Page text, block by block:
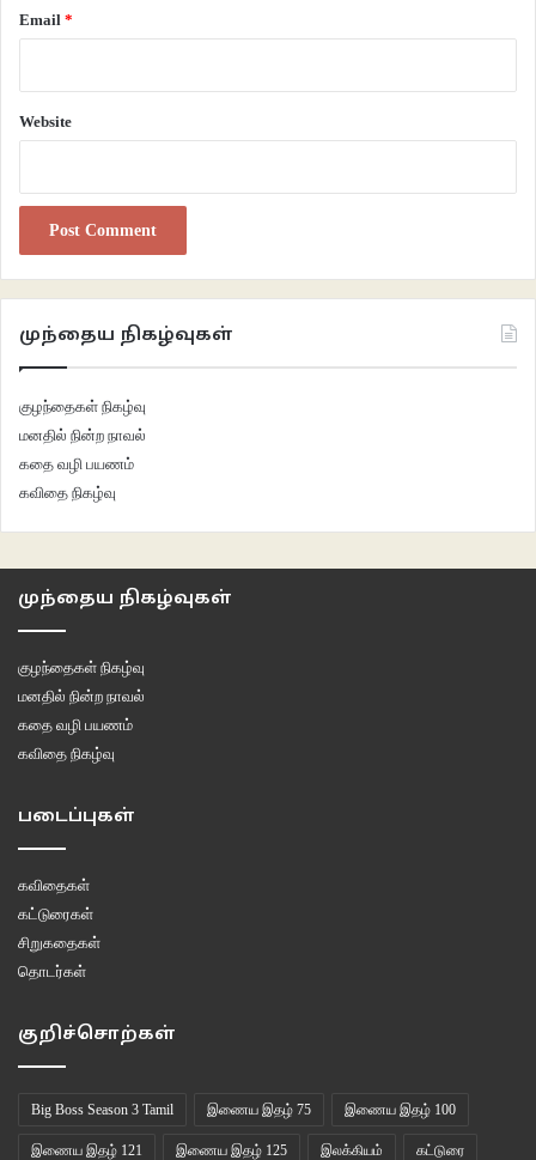
Email *
Website
முந்தைய நிகழ்வுகள்
குழந்தைகள் நிகழ்வு
மனதில் நின்ற நாவல்
கதை வழி பயணம்
கவிதை நிகழ்வு
முந்தைய நிகழ்வுகள்
குழந்தைகள் நிகழ்வு
மனதில் நின்ற நாவல்
கதை வழி பயணம்
கவிதை நிகழ்வு
படைப்புகள்
கவிதைகள்
கட்டுரைகள்
சிறுகதைகள்
தொடர்கள்
குறிச்சொற்கள்
Big Boss Season 3 Tamil இணைய இதழ் 75 இணைய இதழ் 100
இணைய இதழ் 121 இணைய இதழ் 125 இலக்கியம் கட்டுரை